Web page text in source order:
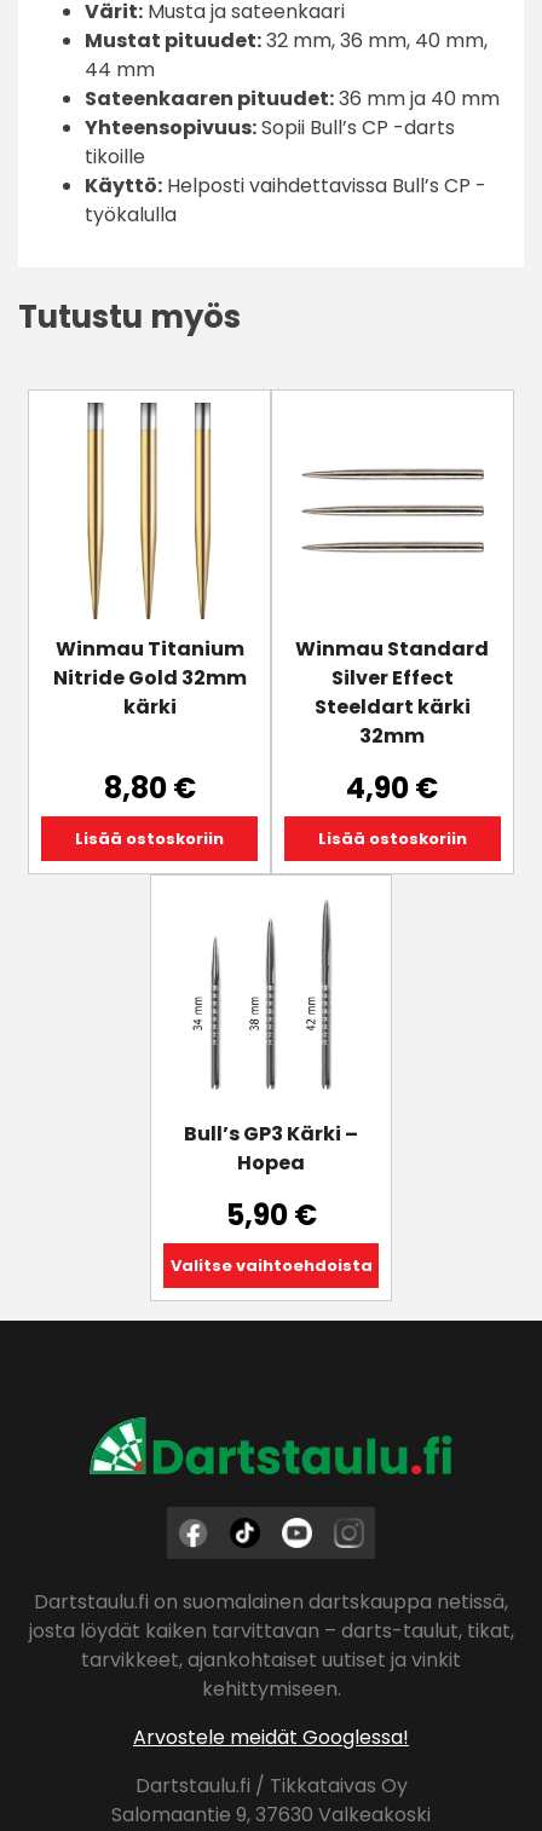
Värit: Musta ja sateenkaari
Mustat pituudet:32 mm, 36 mm, 40 mm,
44 mm
Sateenkaaren pituudet:36 mm ja 40 mm
Yhteensopivuus:Sopii Bull’s CP -darts
tikoille
Käyttö: Helposti vaihdettavissa Bull’s CP -
työkalulla
Tutustu myös
Winmau Titanium
Nitride Gold 32mm
kärki
8,80€
Lisää ostoskoriin
Winmau Standard
Silver Effect
Steeldart kärki
32mm
4,90€
Lisää ostoskoriin
Bull’s GP3 Kärki –
Hopea
5,90€
Valitse vaihtoehdoista
tuotteella
useampi
muunnelma.
tehdä
tuotteen
Dartstaulu.fi on suomalainen dartskauppa netissä,
josta löydät kaiken tarvittavan – darts-taulut, tikat,
tarvikkeet, ajankohtaiset uutiset ja vinkit
kehittymiseen.
Arvostele meidät Googlessa!
Dartstaulu.fi / Tikkataivas Oy
Salomaantie 9, 37630 Valkeakoski